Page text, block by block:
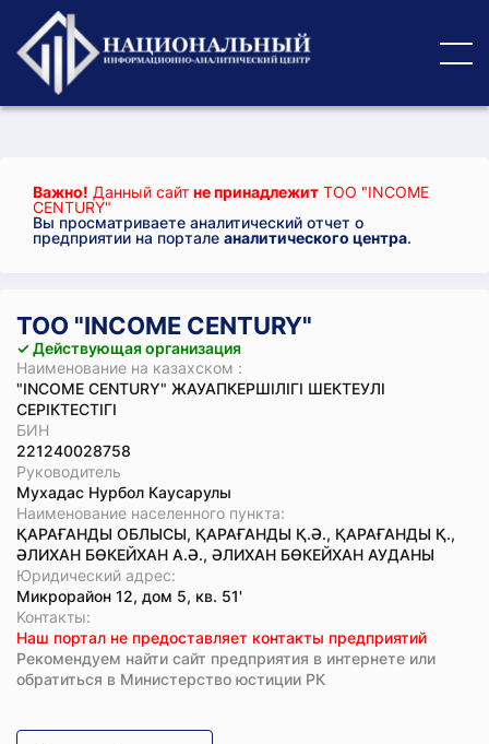
Важно! Данный сайт не принадлежит ТОО "INCOME
CENTURY"
Вы просматриваете аналитический отчет о
предприятии на портале аналитического центра.
ТОО "INCOME CENTURY"
✓ Действующая организация
Наименование на казахском :
"INCOME CENTURY" ЖАУАПКЕРШІЛІГІ ШЕКТЕУЛІ
СЕРІКТЕСТІГІ
БИН
221240028758
Руководитель
Мухадас Нурбол Каусарулы
Наименование населенного пункта:
ҚАРАҒАНДЫ ОБЛЫСЫ, ҚАРАҒАНДЫ Қ.Ә., ҚАРАҒАНДЫ Қ.,
ӘЛИХАН БӨКЕЙХАН А.Ә., ӘЛИХАН БӨКЕЙХАН АУДАНЫ
Юридический адрес:
Микрорайон 12, дом 5, кв. 51'
Koнтaкты:
Наш портал не предоставляет контакты предприятий
Рекомендуем найти сайт предприятия в интернете или
обратиться в Министерство юстиции РК